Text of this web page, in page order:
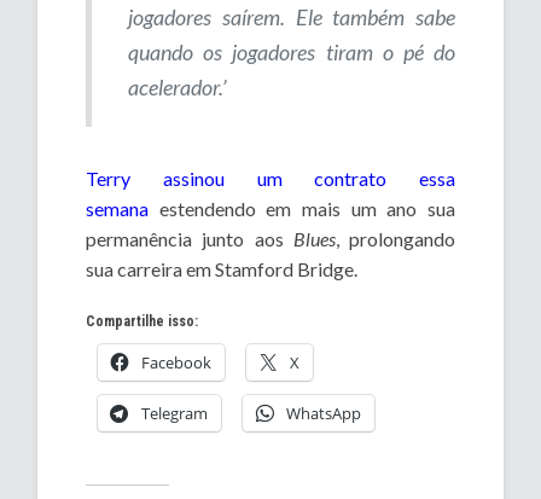
jogadores saírem. Ele também sabe
quando os jogadores tiram o pé do
acelerador.’
Terry assinou um contrato essa
semana estendendo em mais um ano sua
permanência junto aos Blues, prolongando
sua carreira em Stamford Bridge.
Compartilhe isso:
Facebook X
Telegram WhatsApp